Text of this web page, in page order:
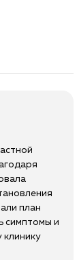
план
симптомы и
клинику